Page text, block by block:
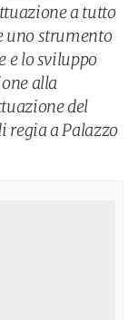
a tutto
uno strumento
e lo sviluppo
alla
del
regia a Palazzo